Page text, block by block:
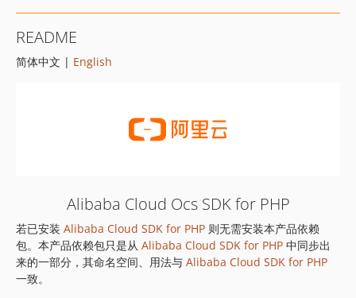
1.8.850
1.8.849
1.8.841
1.8.839
1.8.838
1.8.837
README
简体中文 | English
Alibaba Cloud Ocs SDK for PHP
若已安装 Alibaba Cloud SDK for PHP 则无需安装本产品依赖
包。本产品依赖包只是从 Alibaba Cloud SDK for PHP 中同步出
来的一部分，其命名空间、用法与 Alibaba Cloud SDK for PHP
一致。